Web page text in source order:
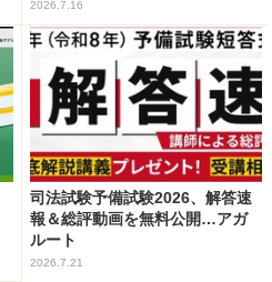
2026.7.16
司法試験予備試験2026、解答速
報＆総評動画を無料公開…アガ
ルート
2026.7.21